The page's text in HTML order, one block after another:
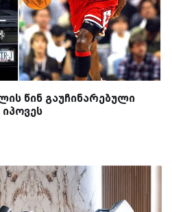
წინ გაუჩინარებული